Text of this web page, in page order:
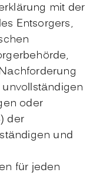
mit der
Entsorgers,
oder
der
und
für jeden